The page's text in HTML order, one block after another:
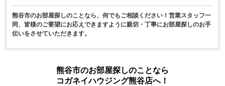
熊谷市のお部屋探しのことなら、何でもご相談ください！営業スタッフ一
同、皆様のご要望にお応えできますように親切・丁寧にお部屋探しのお手
伝いをさせていただきます。
熊谷市のお部屋探しのことなら
コガネイハウジング熊谷店へ！